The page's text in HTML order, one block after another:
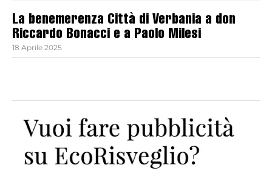
La benemerenza Città di Verbania a don
Riccardo Bonacci e a Paolo Milesi
18 Aprile 2025